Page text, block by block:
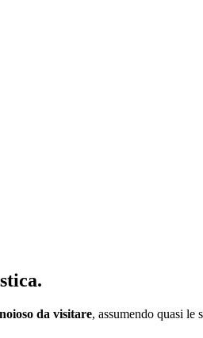
da visitare, assumendo quasi le